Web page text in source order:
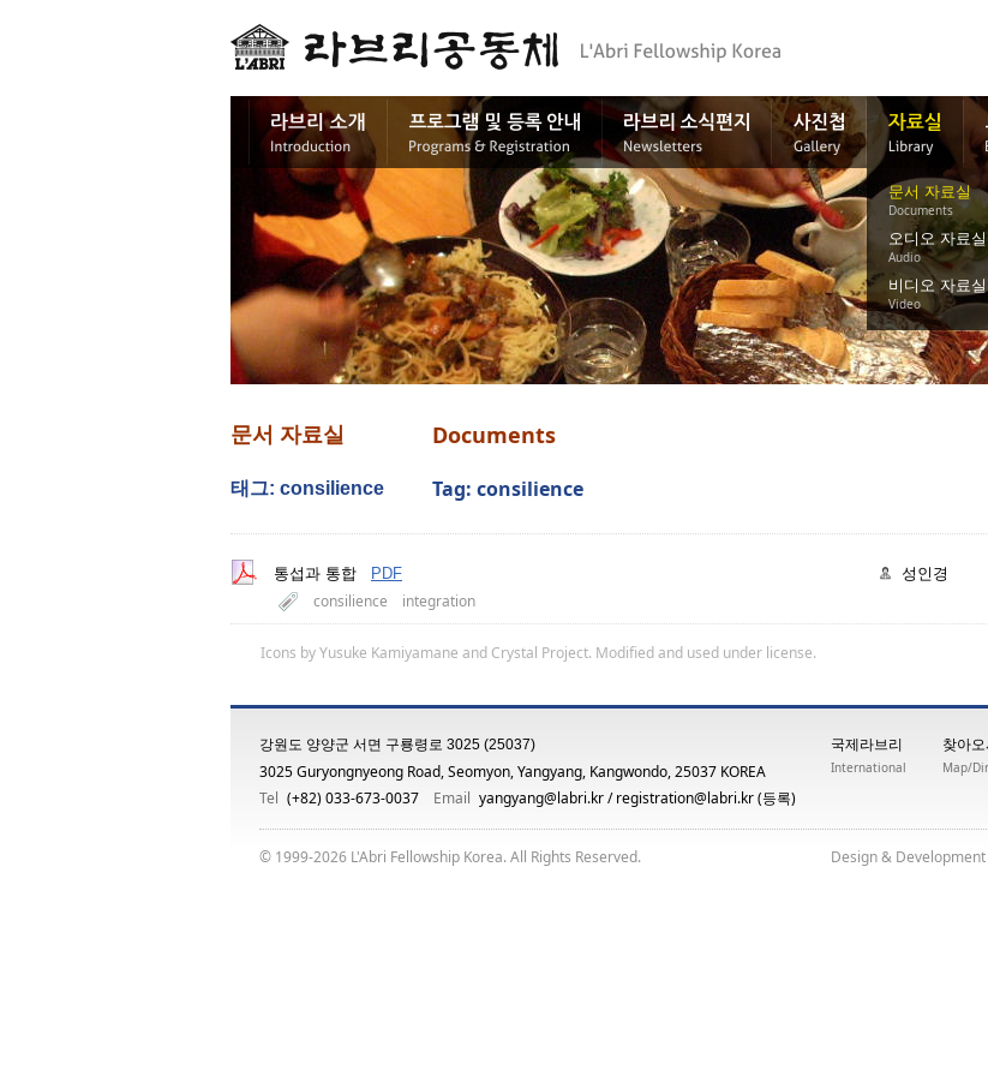
문서 자료실
Documents
오디오 자료실
Audio
비디오 자료실
Video
문서 자료실
태그: consilience
Documents
Tag: consilience
통섭과 통합 PDF 성인경
consilience integration
Icons byYusuke Kamiyamane and Crystal Project. Modified and used under license.
강원도 양양군 서면 구룡령로 3025 (25037)
3025 Guryongnyeong Road, Seomyon, Yangyang, Kangwondo, 25037 KOREA
Tel (+82) 033-673-0037 Email yangyang@labri.kr/registration@labri.kr(등록)
국제라브리
International
찾아
Map/
© 1999-2026 L'Abri Fellowship Korea. All Rights Reserved. yb tnempoleveD &